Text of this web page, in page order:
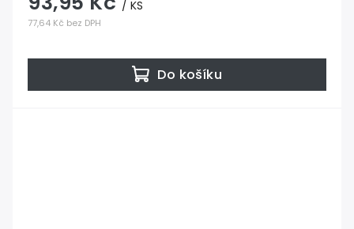
77,64 Kč bez DPH
/ KS
Do košíku